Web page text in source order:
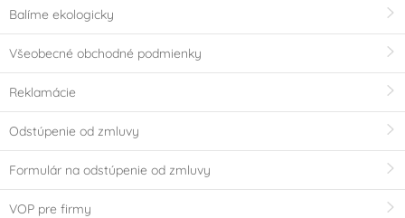
Balíme ekologicky
Všeobecné obchodné podmienky
Reklamácie
Odstúpenie od zmluvy
Formulár na odstúpenie od zmluvy
VOP pre firmy